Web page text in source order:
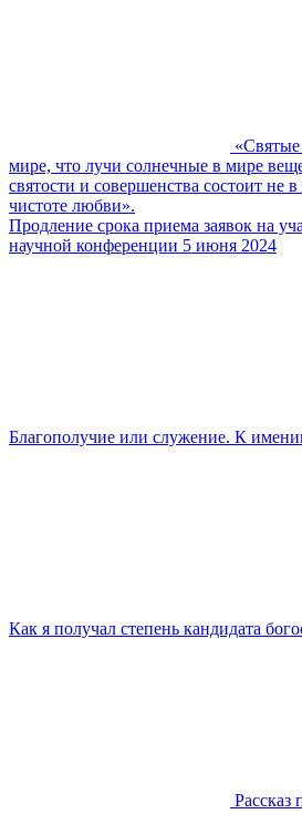
мире, что лучи солнечные в мире
святости и совершенства состоит не
чистоте любви».
Продление срока приема заявок на
научной конференции 5 июня 2024
Благополучие или служение. К
Как я получал степень кандидата
Рассказ